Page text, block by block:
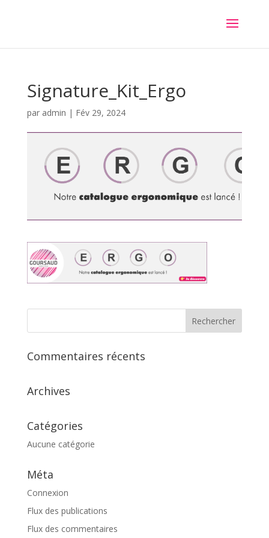
Signature_Kit_Ergo
par admin | Fév 29, 2024
Commentaires récents
Archives
Catégories
Aucune catégorie
Méta
Connexion
Flux des publications
Flux des commentaires